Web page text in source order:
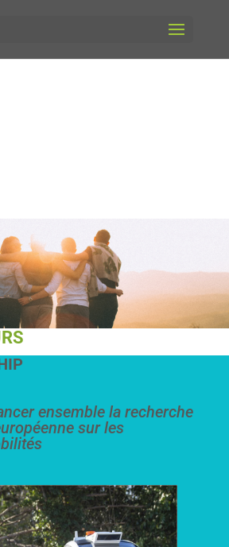
ensemble la recherche
sur les